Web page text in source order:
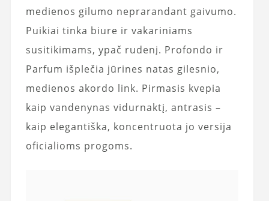
medienos gilumo neprarandant gaivumo.
Puikiai tinka biure ir vakariniams
susitikimams, ypač rudenį. Profondo ir
Parfum išplečia jūrines natas gilesnio,
medienos akordo link. Pirmasis kvepia
kaip vandenynas vidurnaktį, antrasis –
kaip elegantiška, koncentruota jo versija
oficialioms progoms.